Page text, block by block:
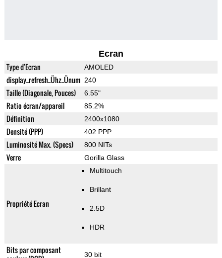
Ecran
Type d'Ecran AMOLED
display_refresh_Ühz_Ünum 240
Taille (Diagonale, Pouces) 6.55"
Ratio écran/appareil 85.2%
Définition 2400x1080
Densité (PPP) 402 PPP
Luminosité Max. (Specs) 800 NITs
Verre Gorilla Glass
Propriété Ecran
Multitouch
Brillant
2.5D
HDR
Bits par composant
30 bit